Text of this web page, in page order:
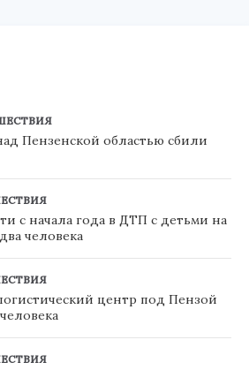
Пензенской областью сбили
с начала года в ДТП с детьми на
человека
центр под Пензой